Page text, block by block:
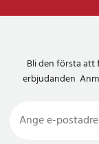
Bli den första att
erbjudanden